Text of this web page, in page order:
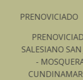
SAN JOSÉ